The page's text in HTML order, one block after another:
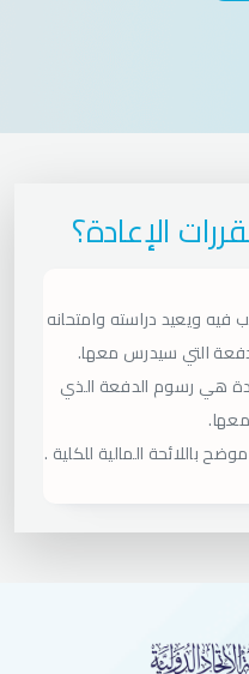
الإعادة؟
ويعيد دراسته وامتحانه
هي رسوم الدفعة الذي